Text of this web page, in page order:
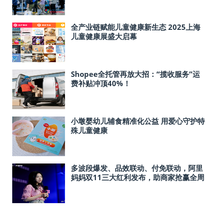
全产业链赋能儿童健康新生态 2025上海
儿童健康展盛大启幕
Shopee全托管再放大招：“揽收服务”运
费补贴冲顶40%！
小墩婴幼儿辅食精准化公益 用爱心守护特
殊儿童健康
多波段爆发、品效联动、付免联动，阿里
妈妈双11三大红利发布，助商家抢赢全周